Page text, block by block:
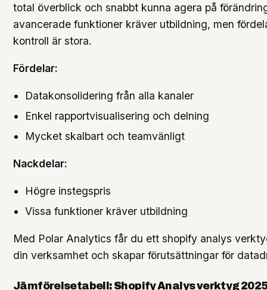
total överblick och snabbt kunna agera på
avancerade funktioner kräver utbildning, men
kontroll är stora.
Fördelar:
Datakonsolidering från alla kanaler
Enkel rapportvisualisering och delning
Mycket skalbart och teamvänligt
Nackdelar:
Högre instegspris
Vissa funktioner kräver utbildning
Med Polar Analytics får du ett shopify analys
din verksamhet och skapar förutsättningar för
Jämförelsetabell: Shopify Analys verktyg